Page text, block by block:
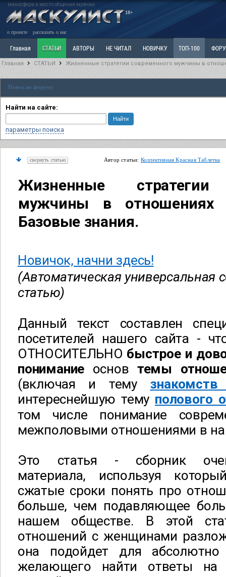
маносфера и место общения мужчин
18+
о проекте рассказать о нас
Главная СТАТЬИ АВТОРЫ НЕ ЧИТАЛ НОВИЧКУ ТОП-100
Ветка: Расстаюсь или Развожусь. САНЧАС Ветка: Наболевшее. Выскажись!
РАЗДЕЛ: Разное
Главная СТАТЬИ Жизненные стратегии современного мужчины в
Поиск по форуму
Найти на сайте:
параметры поиска
свернуть статью Автор статьи: Коллективная Красная Таблетка
Жизненные стратегии
мужчины в
Базовые знания.
Новичок, начни здесь!
(Автоматическая универсальная
статью)
Данный текст составлен
посетителей нашего сайта -
ОТНОСИТЕЛЬНО быстрое и
понимание основ темы
(включая и тему
интереснейшую тему полового
том числе понимание
межполовыми отношениями в
Это статья - сборник
материала, используя
сжатые сроки понять про
больше, чем подавляющее
нашем обществе. В этой
отношений с женщинами
она подойдет для
желающего найти ответы